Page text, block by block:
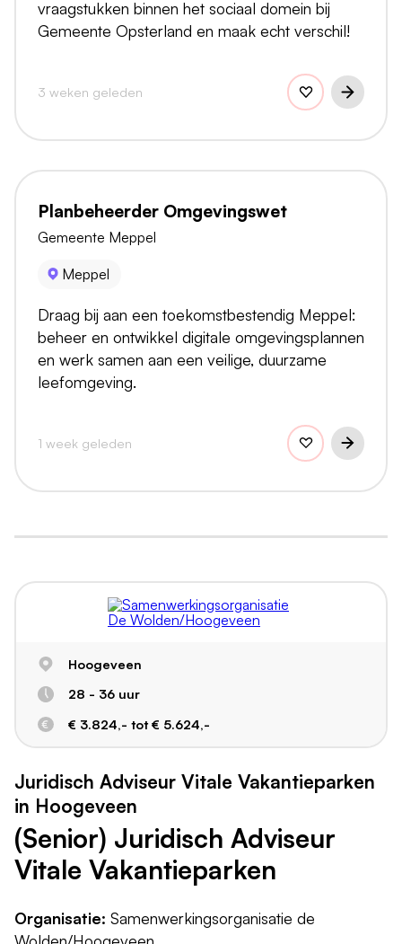
vraagstukken binnen het sociaal domein bij
Gemeente Opsterland en maak echt verschil!
3 weken geleden
Planbeheerder Omgevingswet
Gemeente Meppel
Meppel
Draag bij aan een toekomstbestendig Meppel:
beheer en ontwikkel digitale omgevingsplannen
en werk samen aan een veilige, duurzame
leefomgeving.
1 week geleden
Hoogeveen
28 - 36 uur
€ 3.824,- tot € 5.624,-
Juridisch Adviseur Vitale Vakantieparken
in Hoogeveen
(Senior) Juridisch Adviseur
Vitale Vakantieparken
Organisatie: Samenwerkingsorganisatie de